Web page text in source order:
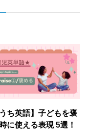
うち英語】子どもを褒
に使える表現 5選！